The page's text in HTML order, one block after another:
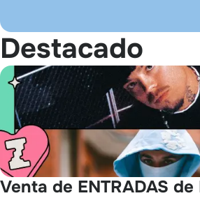
Destacado
Venta de ENTRADAS de